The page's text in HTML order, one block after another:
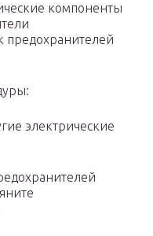
компоненты
предохранителей
электрические